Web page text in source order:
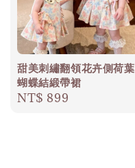
甜美刺繡翻領花卉側荷葉
蝴蝶結緞帶裙
Regular
NT$ 899